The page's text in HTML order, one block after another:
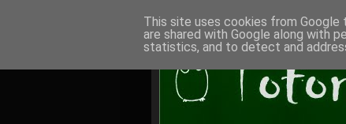
This site uses cookies from Google
are shared with Google along with
statistics, and to detect and